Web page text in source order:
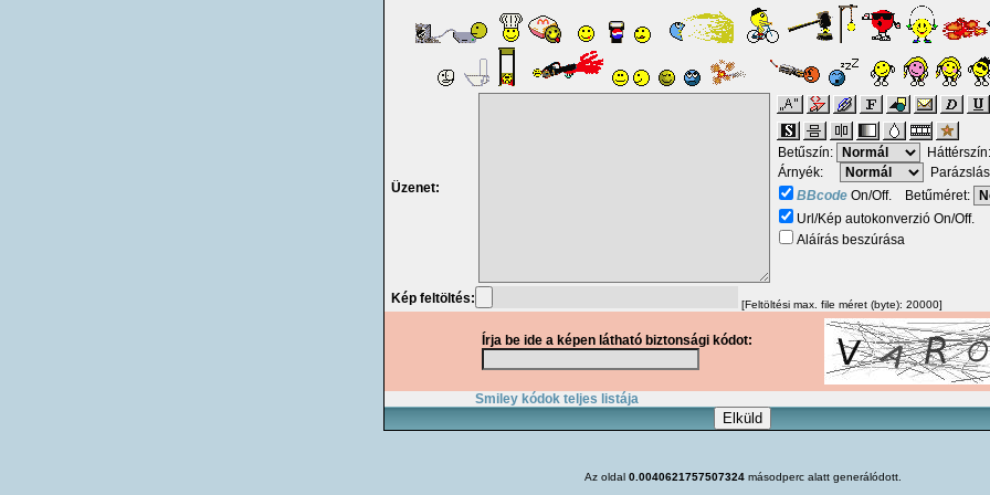
Üzenet:
Betűszín:
Árnyék:
BBcodeOn/Off. Betűméret:
Url/Kép autokonverzió On/Off.
Aláírás beszúrása
Kép feltöltés: [Feltöltési max. file méret (byte): 20000]
Írja be ide a képen látható biztonsági kódot:
Smiley kódok teljes listája
Az oldal 0.0040621757507324másodperc alatt generálódott.